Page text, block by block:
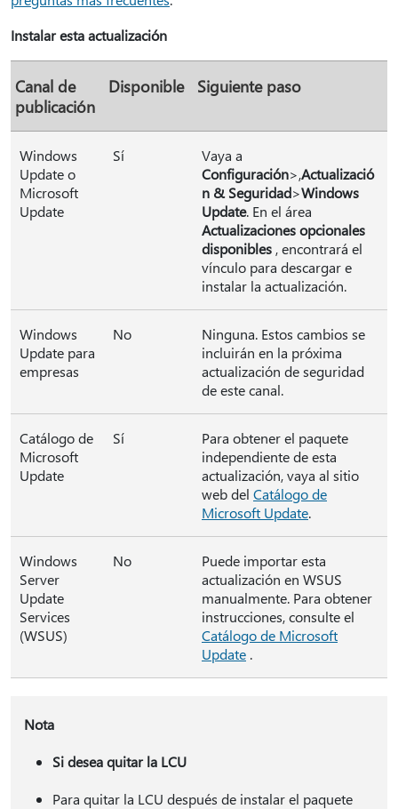
Instalar esta actualización
Canal de
publicación
Disponible Siguiente paso
Windows
Update o
Microsoft
Update
Sí
Vaya a
Configuración>,Actualizació
n & Seguridad>Windows
Update. En el área
Actualizaciones opcionales
disponibles , encontrará el
vínculo para descargar e
instalar la actualización.
Windows
Update para
empresas
No
Ninguna. Estos cambios se
incluirán en la próxima
actualización de seguridad
de este canal.
Catálogo de
Microsoft
Update
Sí
Para obtener el paquete
independiente de esta
actualización, vaya al sitio
web del Catálogo de
Microsoft Update.
Windows
Server
Update
Services
(WSUS)
No
Puede importar esta
actualización en WSUS
manualmente. Para obtener
instrucciones, consulte el
Catálogo de Microsoft
Update .
Nota
Si desea quitar la LCU
Para quitar la LCU después de instalar el paquete